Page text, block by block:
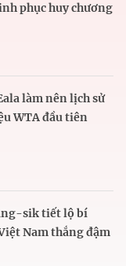
phục huy chương
làm nên lịch sử
WTA đầu tiên
sik tiết lộ bí
Nam thắng đậm